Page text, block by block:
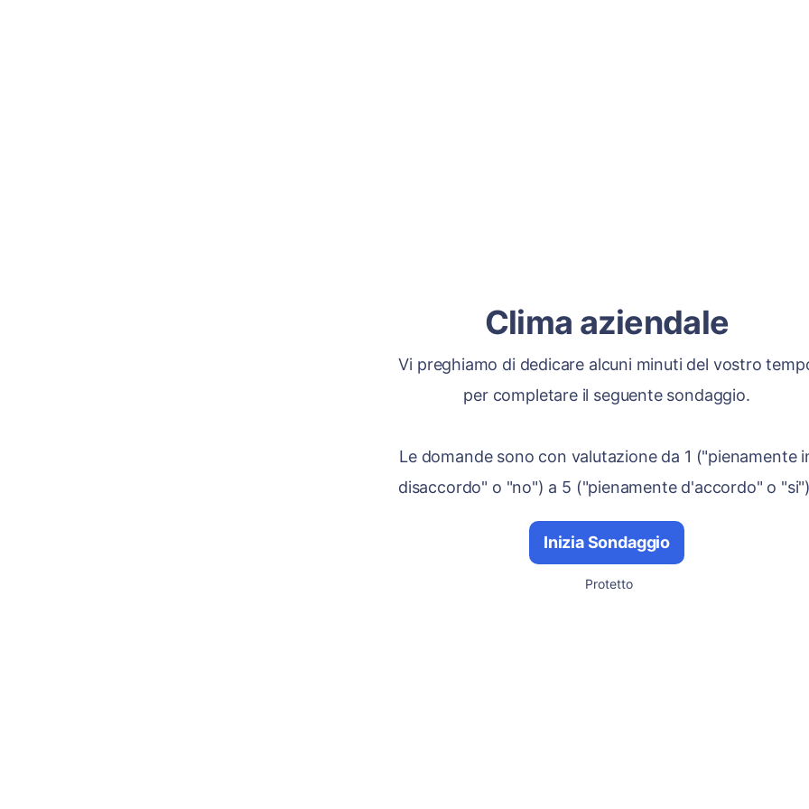
Clima aziendale
Vi preghiamo di dedicare alcuni minuti del vostro
per completare il seguente sondaggio.
Le domande sono con valutazione da 1 ("pienamente
disaccordo" o "no") a 5 ("pienamente d'accordo" o
Inizia Sondaggio
Protetto